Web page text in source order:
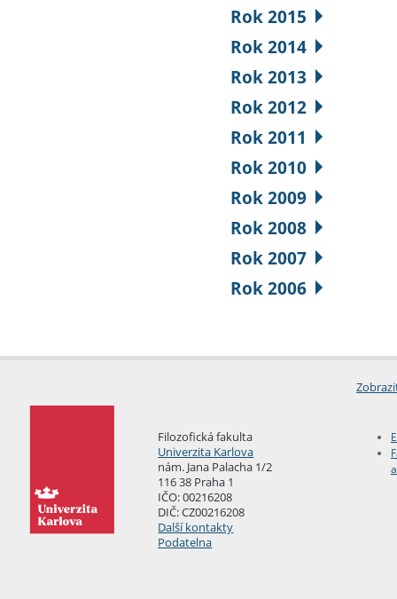
Rok 2015
Rok 2014
Rok 2013
Rok 2012
Rok 2011
Rok 2010
Rok 2009
Rok 2008
Rok 2007
Rok 2006
Filozofická fakulta
Univerzita Karlova
nám. Jana Palacha 1/2
116 38 Praha 1
IČO: 00216208
DIČ: CZ00216208
Další kontakty
Podatelna